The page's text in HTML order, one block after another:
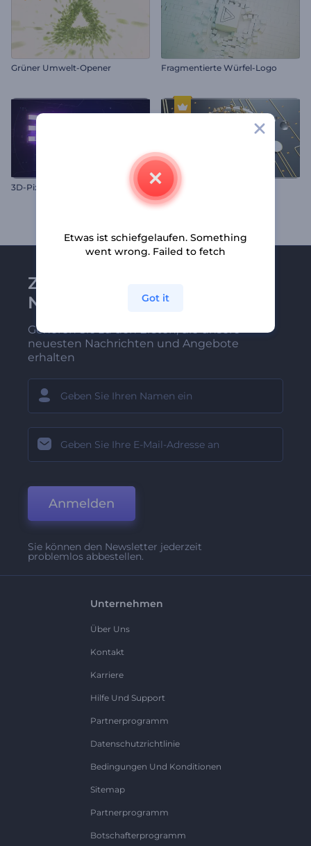
Grüner Umwelt-Opener Fragmentierte Würfel-Logo
3D-Pixel-Intro Elegante Abstraktion Logo
Zu Renderforest-
Newsletter anmelden
Gehören Sie zu den Ersten, die unsere
neuesten Nachrichten und Angebote
erhalten
Anmelden
Sie können den Newsletter jederzeit
problemlos abbestellen.
Unternehmen
Über Uns
Kontakt
Karriere
Hilfe Und Support
Partnerprogramm
Datenschutzrichtlinie
Bedingungen Und Konditionen
Sitemap
Partnerprogramm
Botschafterprogramm
Etwas ist schiefgelaufen. Something
went wrong. Failed to fetch
Got it